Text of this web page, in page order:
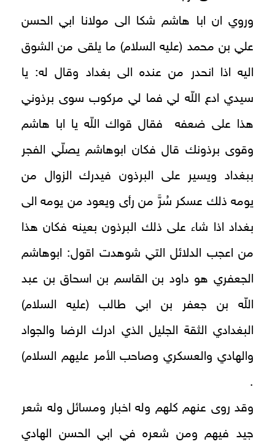
وروي ان ابا هاشم شكا الى مولانا ابي الحسن
علي بن محمد (عليه السلام) ما يلقى من الشوق
اليه اذا انحدر من عنده الى بغداد وقال له: يا
سيدي ادع اللّه لي فما لي مركوب سوى برذوني
هذا على ضعفه فقال قواك اللّه يا ابا هاشم
وقوى برذونك قال فكان ابوهاشم يصلّي الفجر
ببغداد ويسير على البرذون فيدرك الزوال من
يومه ذلك عسكر سُرَّ من رأى ويعود من يومه الى
بغداد اذا شاء على ذلك البرذون بعينه فكان هذا
من اعجب الدلائل التي شوهدت اقول: ابوهاشم
الجعفري هو داود بن القاسم بن اسحاق بن عبد
اللّه بن جعفر بن ابي طالب (عليه السلام)
البغدادي الثقة الجليل الذي ادرك الرضا والجواد
والهادي والعسكري وصاحب الأمر عليهم السلام)
.
وقد روى عنهم كلهم وله اخبار ومسائل وله شعر
جيد فيهم ومن شعره في ابي الحسن الهادي